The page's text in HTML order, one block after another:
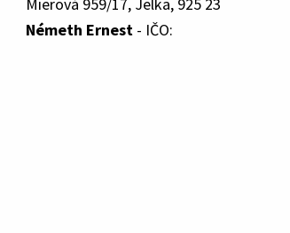
Németh Ernest - IČO: